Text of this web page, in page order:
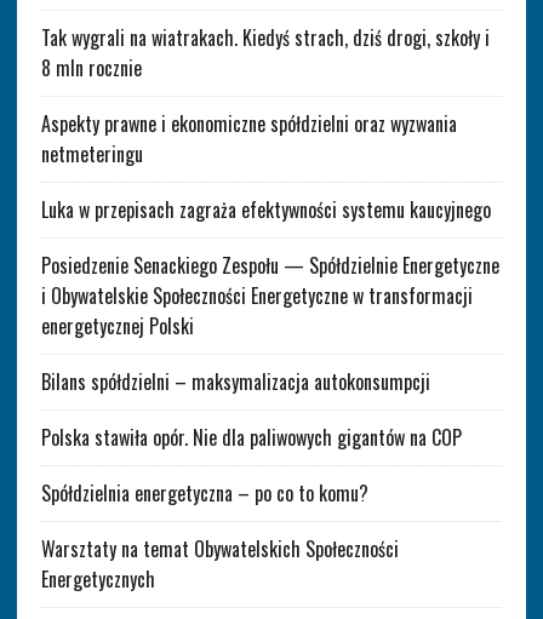
Tak wygrali na wiatrakach. Kiedyś strach, dziś drogi, szkoły i
8 mln rocznie
Aspekty prawne i ekonomiczne spółdzielni oraz wyzwania
netmeteringu
Luka w przepisach zagraża efektywności systemu kaucyjnego
Posiedzenie Senackiego Zespołu — Spółdzielnie Energetyczne
i Obywatelskie Społeczności Energetyczne w transformacji
energetycznej Polski
Bilans spółdzielni – maksymalizacja autokonsumpcji
Polska stawiła opór. Nie dla paliwowych gigantów na COP
Spółdzielnia energetyczna – po co to komu?
Warsztaty na temat Obywatelskich Społeczności
Energetycznych